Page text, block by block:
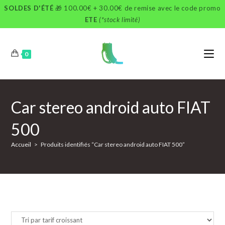
Skip
content
SOLDES D'ÉTÉ 🎁 100.00€ + 30.00€ de remise avec le code promo
ETE (*stock limité)
0
Car stereo android auto FIAT
500
Accueil > Produits identifiés “Car stereo android auto FIAT 500”